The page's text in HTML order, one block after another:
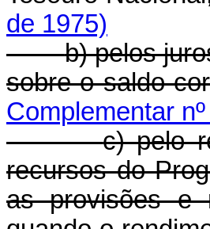
de 1975)
b) pelos
sobre o saldo
Complementar
c) pelo
recursos do
as provisões e